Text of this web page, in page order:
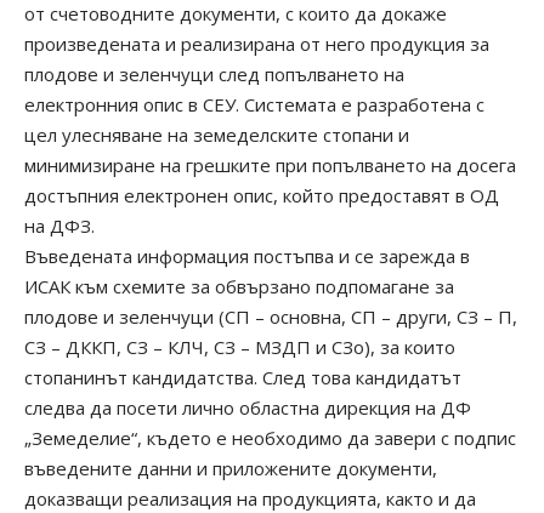
от счетоводните документи, с които да докаже
произведената и реализирана от него продукция за
плодове и зеленчуци след попълването на
електронния опис в СЕУ. Системата е разработенa с
цел улесняване на земеделските стопани и
минимизиране на грешките при попълването на досега
достъпния електронен опис, който предоставят в ОД
на ДФЗ.
Въведената информация постъпва и се зарежда в
ИСАК към схемите за обвързано подпомагане за
плодове и зеленчуци (СП – основна, СП – други, СЗ – П,
СЗ – ДККП, СЗ – КЛЧ, СЗ – МЗДП и СЗо), за които
стопанинът кандидатства. След това кандидатът
следва да посети лично областна дирекция на ДФ
„Земеделие“, където е необходимо да завери с подпис
въведените данни и приложените документи,
доказващи реализация на продукцията, както и да